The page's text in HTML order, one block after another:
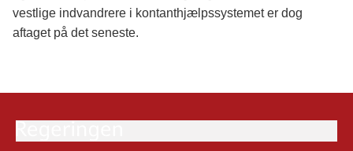
vestlige indvandrere i kontanthjælpssystemet er dog
aftaget på det seneste.